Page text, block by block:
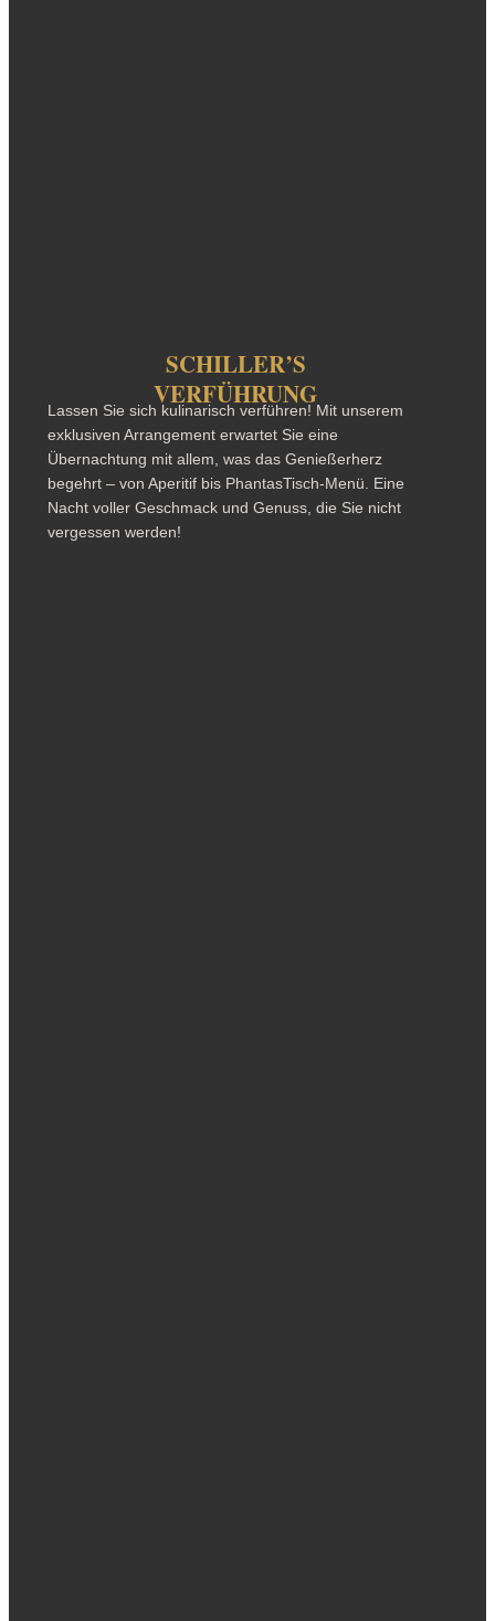
SCHILLER’S
VERFÜHRUNG
Lassen Sie sich kulinarisch verführen! Mit unserem
exklusiven Arrangement erwartet Sie eine
Übernachtung mit allem, was das Genießerherz
begehrt – von Aperitif bis PhantasTisch-Menü. Eine
Nacht voller Geschmack und Genuss, die Sie nicht
vergessen werden!